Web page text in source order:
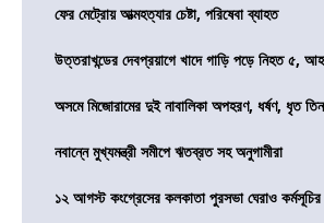
ফের মেট্রোয় আত্মহত্যার চেষ্টা, পরিষেবা ব্যাহত
উত্তরাখন্ডের দেবপ্রয়াগে খাদে গাড়ি পড়ে নিহত ৫,
অসমে মিজোরামের দুই নাবালিকা অপহরণ, ধর্ষণ, ধৃত তিন
নবান্নে মুখ্যমন্ত্রী সমীপে ঋতব্রত সহ অনুগামীরা
১২ আগস্ট কংগ্রেসের কলকাতা পুরসভা ঘেরাও